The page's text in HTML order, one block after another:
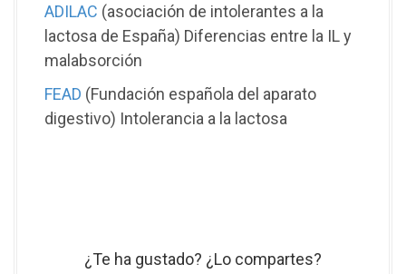
ADILAC (asociación de intolerantes a la
lactosa de España) Diferencias entre la IL y
malabsorción
FEAD (Fundación española del aparato
digestivo) Intolerancia a la lactosa
¿Te ha gustado? ¿Lo compartes?